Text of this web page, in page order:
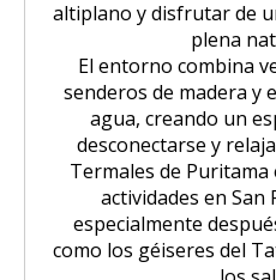
altiplano y disfrutar de
plena
El entorno combina
senderos de madera y
agua, creando un
desconectarse y
Termales de Puritama
actividades en San
especialmente
como los géiseres del